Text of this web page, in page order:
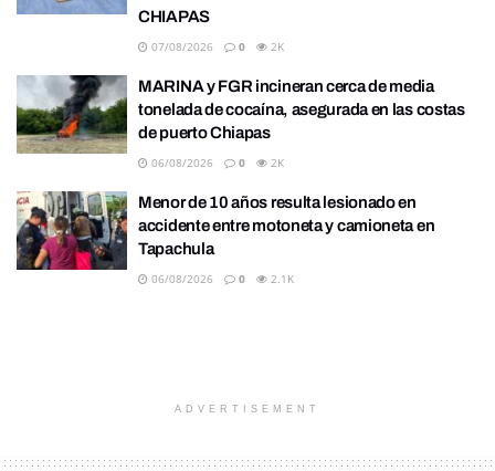
CHIAPAS
07/08/2026 0 2K
MARINA y FGR incineran cerca de media
tonelada de cocaína, asegurada en las costas
de puerto Chiapas
06/08/2026 0 2K
Menor de 10 años resulta lesionado en
accidente entre motoneta y camioneta en
Tapachula
06/08/2026 0 2.1K
ADVERTISEMENT